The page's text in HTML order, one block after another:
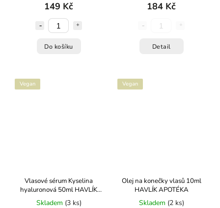
149 Kč
Do košíku
184 Kč
Detail
Vegan
Vlasové sérum Kyselina
hyaluronová 50ml HAVLÍK
APOTÉKA
Skladem (3 ks)
Vegan
Olej na konečky vlasů 10ml
HAVLÍK APOTÉKA
Skladem (2 ks)